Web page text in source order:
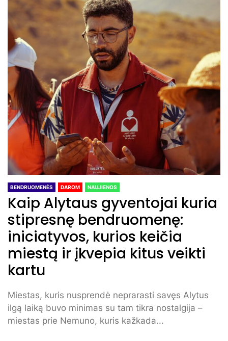
BENDRUOMENĖS DAROM NAUJIENOS
Kaip Alytaus gyventojai kuria
stipresnę bendruomenę:
iniciatyvos, kurios keičia
miestą ir įkvepia kitus veikti
kartu
Miestas, kuris nusprendė neprarasti savęs Alytus
ilgą laiką buvo minimas su tam tikra nostalgija –
miestas prie Nemuno, kuris kažkada...